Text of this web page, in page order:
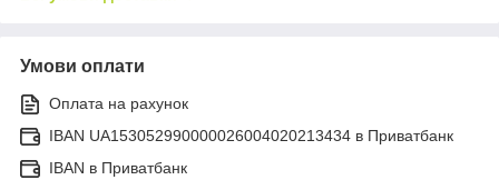
Умови оплати
Оплата на рахунок
IBAN UA153052990000026004020213434 в Приватбанк
IBAN в Приватбанк